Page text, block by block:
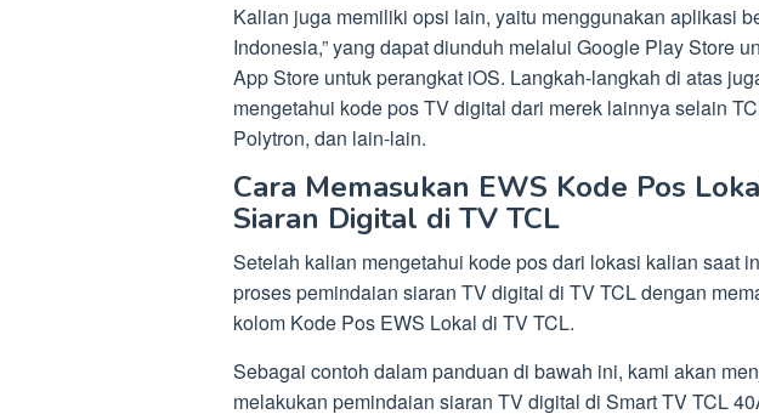
Kalian juga memiliki opsi lain, yaitu menggunakan aplikasi
Indonesia,” yang dapat diunduh melalui Google Play Store
App Store untuk perangkat iOS. Langkah-langkah di atas
mengetahui kode pos TV digital dari merek lainnya selain
Polytron, dan lain-lain.
Cara Memasukan EWS Kode Pos
Siaran Digital di TV TCL
Setelah kalian mengetahui kode pos dari lokasi kalian saat
proses pemindaian siaran TV digital di TV TCL dengan
kolom Kode Pos EWS Lokal di TV TCL.
Sebagai contoh dalam panduan di bawah ini, kami akan
melakukan pemindaian siaran TV digital di Smart TV TCL